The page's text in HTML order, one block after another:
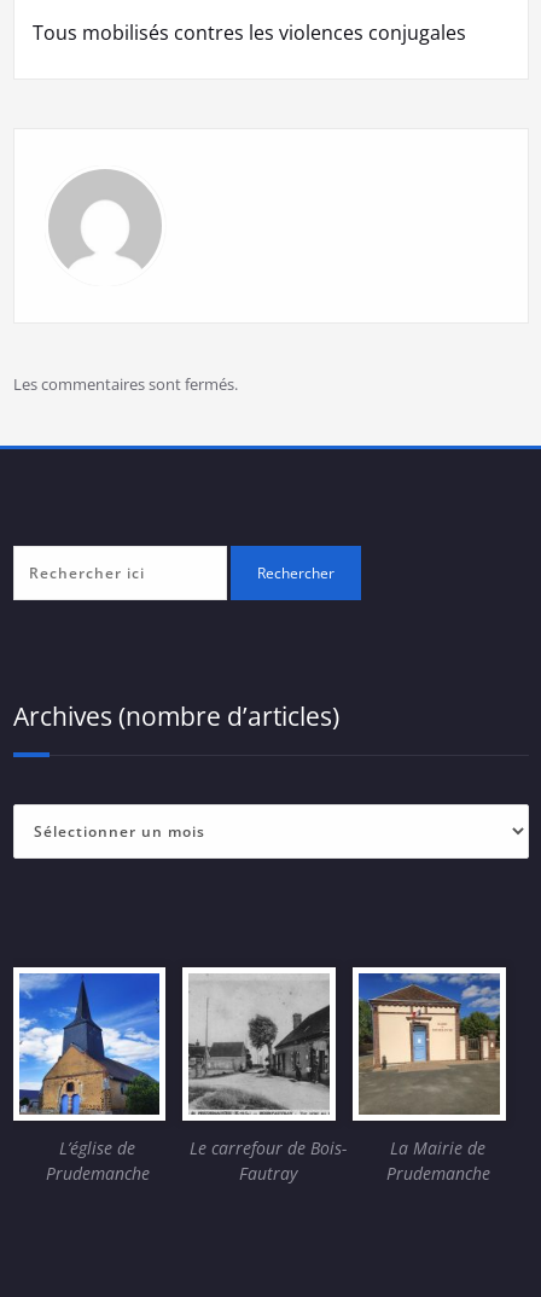
l’article
Tous mobilisés contres les violences conjugales
Les commentaires sont fermés.
Archives (nombre d’articles)
(nombre
L’église de
Prudemanche
Le carrefour de Bois-
Fautray
La Mairie de
Prudemanche